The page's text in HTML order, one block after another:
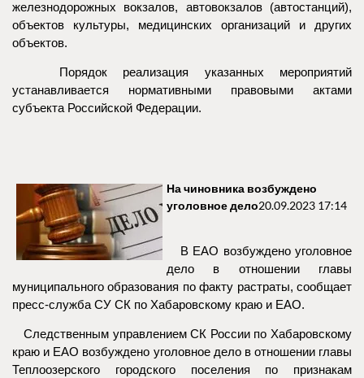
железнодорожных вокзалов, автовокзалов (автостанций),
объектов культуры, медицинских организаций и других
объектов.
Порядок реализация указанных мероприятий
устанавливается нормативными правовыми актами
субъекта Российской Федерации.
На чиновника возбуждено
уголовное дело20.09.2023 17:14
В ЕАО возбуждено уголовное
дело в отношении главы
муниципального образования по факту растраты, сообщает
пресс-служба СУ СК по Хабаровскому краю и ЕАО.
Следственным управлением СК России по Хабаровскому
краю и ЕАО возбуждено уголовное дело в отношении главы
Теплоозерского городского поселения по признакам